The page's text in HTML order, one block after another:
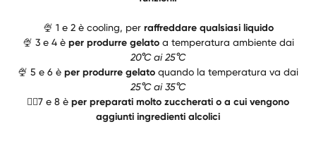
🍨 1 e 2 è cooling, per raffreddare qualsiasi liquido
🍨 3 e 4 èper produrre gelatoa temperatura ambiente dai
20°C ai 25°C
🍨 5 e 6 è per produrre gelato quando la temperatura va dai
25°C ai 35°C
🀀󪀠7 e 8 è per preparati molto zuccherati o a cui vengono
aggiunti ingredienti alcolici